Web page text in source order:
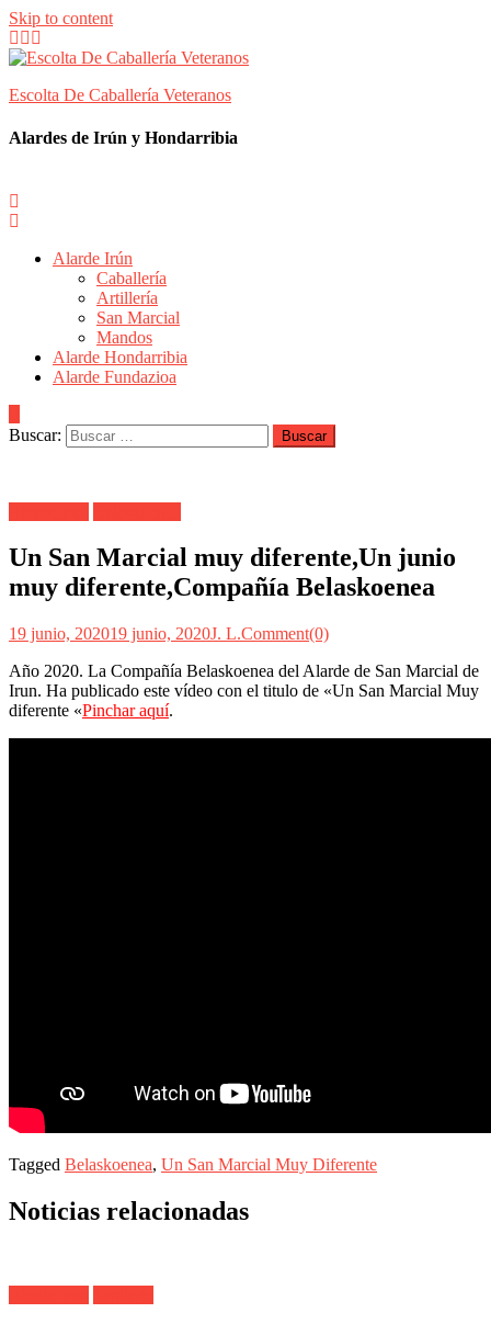
Skip to content
Escolta De Caballería Veteranos
Alardes de Irún y Hondarribia
Alarde Irún
Caballería
Artillería
San Marcial
Mandos
Alarde Hondarribia
Alarde Fundazioa
Buscar:
Un San Marcial muy diferente,Un junio
muy diferente,Compañía Belaskoenea
19 junio, 202019 junio, 2020J. L.Comment(0)
Año 2020. La Compañía Belaskoenea del Alarde de San Marcial de
Irun. Ha publicado este vídeo con el titulo de «Un San Marcial Muy
diferente «Pinchar aquí.
Tagged Belaskoenea, Un San Marcial Muy Diferente
Noticias relacionadas